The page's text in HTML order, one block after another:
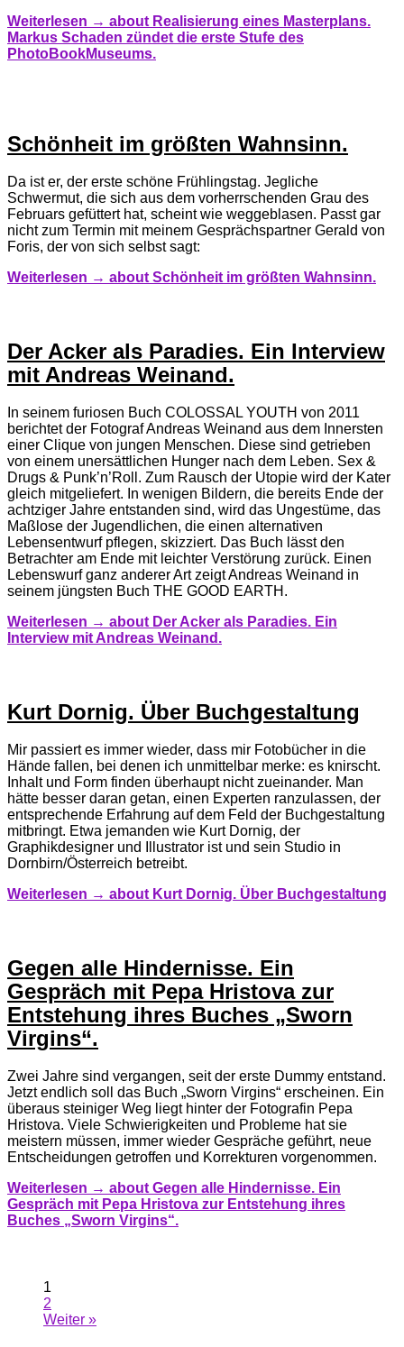
Weiterlesen → about Realisierung eines Masterplans.
Markus Schaden zündet die erste Stufe des
PhotoBookMuseums.
Schönheit im größten Wahnsinn.
Da ist er, der erste schöne Frühlingstag. Jegliche
Schwermut, die sich aus dem vorherrschenden Grau des
Februars gefüttert hat, scheint wie weggeblasen. Passt gar
nicht zum Termin mit meinem Gesprächspartner Gerald von
Foris, der von sich selbst sagt:
Weiterlesen → about Schönheit im größten Wahnsinn.
Der Acker als Paradies. Ein Interview
mit Andreas Weinand.
In seinem furiosen Buch COLOSSAL YOUTH von 2011
berichtet der Fotograf Andreas Weinand aus dem Innersten
einer Clique von jungen Menschen. Diese sind getrieben
von einem unersättlichen Hunger nach dem Leben. Sex &
Drugs & Punk’n’Roll. Zum Rausch der Utopie wird der Kater
gleich mitgeliefert. In wenigen Bildern, die bereits Ende der
achtziger Jahre entstanden sind, wird das Ungestüme, das
Maßlose der Jugendlichen, die einen alternativen
Lebensentwurf pflegen, skizziert. Das Buch lässt den
Betrachter am Ende mit leichter Verstörung zurück. Einen
Lebenswurf ganz anderer Art zeigt Andreas Weinand in
seinem jüngsten Buch THE GOOD EARTH.
Weiterlesen → about Der Acker als Paradies. Ein
Interview mit Andreas Weinand.
Kurt Dornig. Über Buchgestaltung
Mir passiert es immer wieder, dass mir Fotobücher in die
Hände fallen, bei denen ich unmittelbar merke: es knirscht.
Inhalt und Form finden überhaupt nicht zueinander. Man
hätte besser daran getan, einen Experten ranzulassen, der
entsprechende Erfahrung auf dem Feld der Buchgestaltung
mitbringt. Etwa jemanden wie Kurt Dornig, der
Graphikdesigner und Illustrator ist und sein Studio in
Dornbirn/Österreich betreibt.
Weiterlesen → about Kurt Dornig. Über Buchgestaltung
Gegen alle Hindernisse. Ein
Gespräch mit Pepa Hristova zur
Entstehung ihres Buches „Sworn
Virgins“.
Zwei Jahre sind vergangen, seit der erste Dummy entstand.
Jetzt endlich soll das Buch „Sworn Virgins“ erscheinen. Ein
überaus steiniger Weg liegt hinter der Fotografin Pepa
Hristova. Viele Schwierigkeiten und Probleme hat sie
meistern müssen, immer wieder Gespräche geführt, neue
Entscheidungen getroffen und Korrekturen vorgenommen.
Weiterlesen → about Gegen alle Hindernisse. Ein
Gespräch mit Pepa Hristova zur Entstehung ihres
Buches „Sworn Virgins“.
1
2
Weiter »